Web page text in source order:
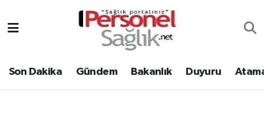
Son Dakika Gündem Bakanlık Duyuru
Gündem
Nöbetçi Eczaneler
Hava Durumu